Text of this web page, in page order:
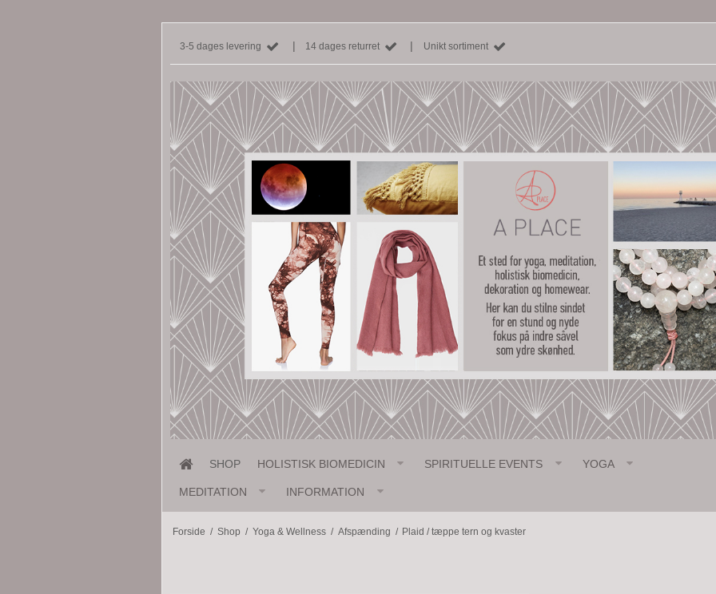
3-5 dages levering | 14 dages returret | Unikt sortiment
SHOP HOLISTISK BIOMEDICIN SPIRITUELLE EVENTS YOGA
MEDITATION INFORMATION
Forside / Shop / Yoga & Wellness / Afspænding / Plaid / tæppe tern og kvaster